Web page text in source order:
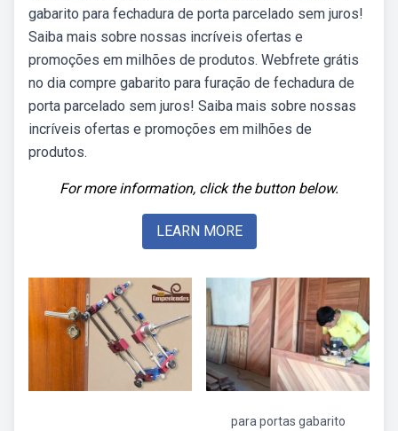
gabarito para fechadura de porta parcelado sem juros!
Saiba mais sobre nossas incríveis ofertas e
promoções em milhões de produtos. Webfrete grátis
no dia compre gabarito para furação de fechadura de
porta parcelado sem juros! Saiba mais sobre nossas
incríveis ofertas e promoções em milhões de
produtos.
For more information, click the button below.
LEARN MORE
para portas gabarito